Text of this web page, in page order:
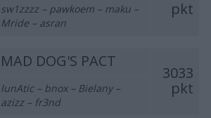
pkt
sw1zzzz – pawkoem – maku –
Mride – asran
MAD DOG'S PACT
3033
pkt
lunAtic – bnox – Bielany –
azizz – fr3nd